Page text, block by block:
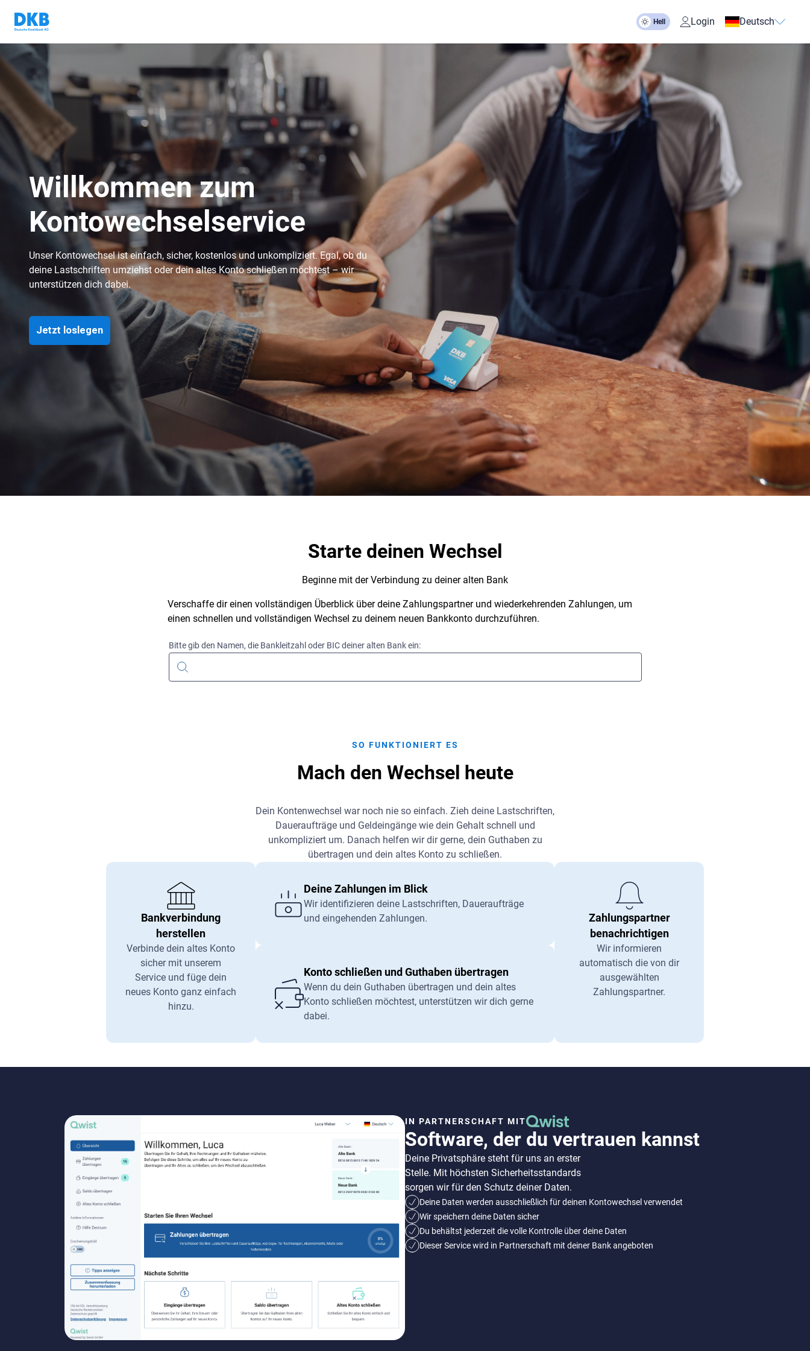
Hell Login Deutsch
Willkommen zum
Kontowechselservice
Unser Kontowechsel ist einfach, sicher, kostenlos und unkompliziert. Egal, ob du
deine Lastschriften umziehst oder dein altes Konto schließen möchtest – wir
unterstützen dich dabei.
Jetzt loslegen
Starte deinen Wechsel
Beginne mit der Verbindung zu deiner alten Bank
Verschaffe dir einen vollständigen Überblick über deine Zahlungspartner und wiederkehrenden Zahlungen, um
einen schnellen und vollständigen Wechsel zu deinem neuen Bankkonto durchzuführen.
Bitte gib den Namen, die Bankleitzahl oder BIC deiner alten Bank ein:
SO FUNKTIONIERT ES
Mach den Wechsel heute
Dein Kontenwechsel war noch nie so einfach. Zieh deine Lastschriften,
Daueraufträge und Geldeingänge wie dein Gehalt schnell und
unkompliziert um. Danach helfen wir dir gerne, dein Guthaben zu
übertragen und dein altes Konto zu schließen.
Bankverbindung
herstellen
Verbinde dein altes Konto
sicher mit unserem
Service und füge dein
neues Konto ganz einfach
hinzu.
Deine Zahlungen im Blick
Wir identifizieren deine Lastschriften, Daueraufträge
und eingehenden Zahlungen.
Konto schließen und Guthaben übertragen
Wenn du dein Guthaben übertragen und dein altes
Konto schließen möchtest, unterstützen wir dich gerne
dabei.
Zahlungspartner
benachrichtigen
Wir informieren
automatisch die von dir
ausgewählten
Zahlungspartner.
IN PARTNERSCHAFT MIT
Software, der du vertrauen kannst
Deine Privatsphäre steht für uns an erster
Stelle. Mit höchsten Sicherheitsstandards
sorgen wir für den Schutz deiner Daten.
Deine Daten werden ausschließlich für deinen Kontowechsel verwendet
Wir speichern deine Daten sicher
Du behältst jederzeit die volle Kontrolle über deine Daten
Dieser Service wird in Partnerschaft mit deiner Bank angeboten